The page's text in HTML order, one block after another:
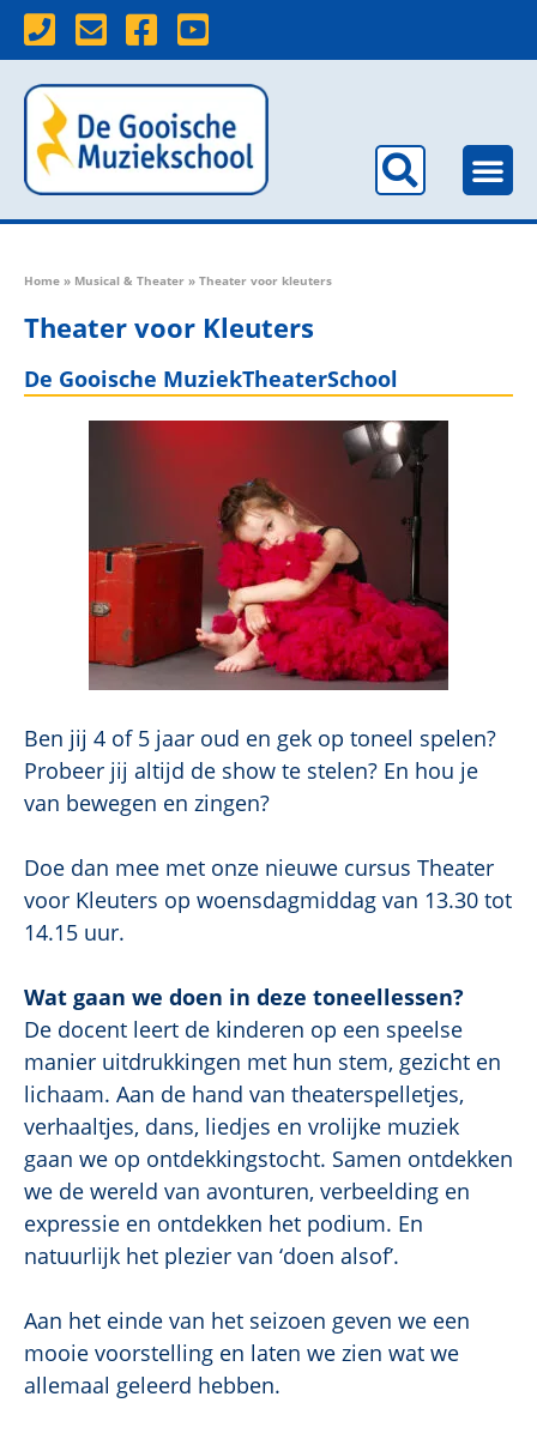
Home » Musical & Theater » Theater voor kleuters
Theater voor Kleuters
De Gooische MuziekTheaterSchool
Ben jij 4 of 5 jaar oud en gek op toneel spelen?
Probeer jij altijd de show te stelen? En hou je
van bewegen en zingen?
Doe dan mee met onze nieuwe cursus Theater
voor Kleuters op woensdagmiddag van 13.30 tot
14.15 uur.
Wat gaan we doen in deze toneellessen?
De docent leert de kinderen op een speelse
manier uitdrukkingen met hun stem, gezicht en
lichaam. Aan de hand van theaterspelletjes,
verhaaltjes, dans, liedjes en vrolijke muziek
gaan we op ontdekkingstocht. Samen ontdekken
we de wereld van avonturen, verbeelding en
expressie en ontdekken het podium. En
natuurlijk het plezier van ‘doen alsof’.
Aan het einde van het seizoen geven we een
mooie voorstelling en laten we zien wat we
allemaal geleerd hebben.